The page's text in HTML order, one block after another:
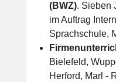
(BWZ). Sieben
im Auftrag
Sprachschule,
Bielefeld,
Herford, Marl -